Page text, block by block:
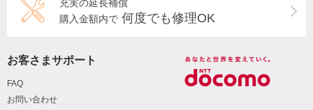
充実の延長補償
購入金額内で 何度でも修理OK
お客さまサポート
FAQ
お問い合わせ